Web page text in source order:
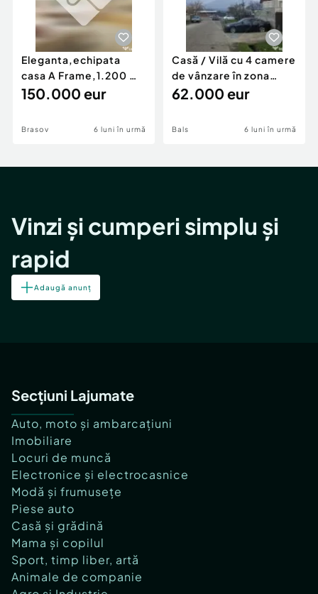
Eleganta,echipata
casa A Frame,1.200 mp
teren,deschidere Pia
150.000 eur
Brasov 6 luni în urmă
Casă / Vilă cu 4 camere
de vânzare în zona
Periferie
62.000 eur
Bals 6 luni în urmă
Vinzi și cumperi simplu și
rapid
Adaugă anunț
Secțiuni Lajumate
Auto, moto și ambarcațiuni
Imobiliare
Locuri de muncă
Electronice și electrocasnice
Modă și frumusețe
Piese auto
Casă și grădină
Mama și copilul
Sport, timp liber, artă
Animale de companie